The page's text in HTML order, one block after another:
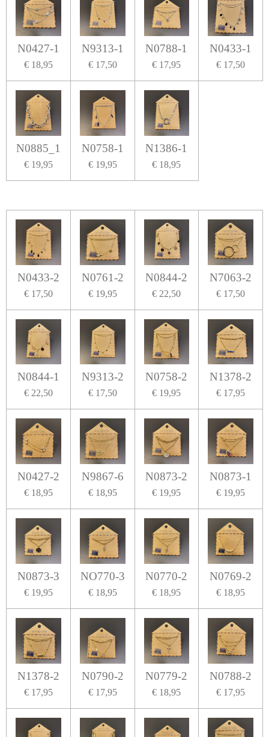
N0427-1
€ 18,95
N9313-1
€ 17,50
N0788-1
€ 17,95
N0433-1
€ 17,50
N0885_1
€ 19,95
N0758-1
€ 19,95
N1386-1
€ 18,95
N0433-2
€ 17,50
N0761-2
€ 19,95
N0844-2
€ 22,50
N7063-2
€ 17,50
N0844-1
€ 22,50
N9313-2
€ 17,50
N0758-2
€ 19,95
N1378-2
€ 17,95
N0427-2
€ 18,95
N9867-6
€ 18,95
N0873-2
€ 19,95
N0873-1
€ 19,95
N0873-3
€ 19,95
NO770-3
€ 18,95
N0770-2
€ 18,95
N0769-2
€ 18,95
N1378-2
€ 17,95
N0790-2
€ 17,95
N0779-2
€ 18,95
N0788-2
€ 17,95